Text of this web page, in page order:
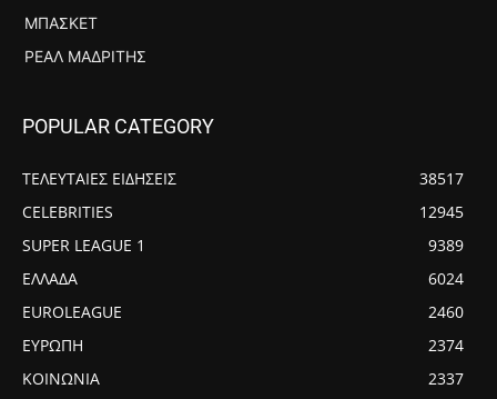
ΜΠΆΣΚΕΤ
ΡΕΆΛ ΜΑΔΡΊΤΗΣ
POPULAR CATEGORY
ΤΕΛΕΥΤΑΙΕΣ ΕΙΔΗΣΕΙΣ
38517
CELEBRITIES
12945
SUPER LEAGUE 1
9389
ΕΛΛΑΔΑ
6024
EUROLEAGUE
2460
ΕΥΡΩΠΗ
2374
ΚΟΙΝΩΝΙΑ
2337